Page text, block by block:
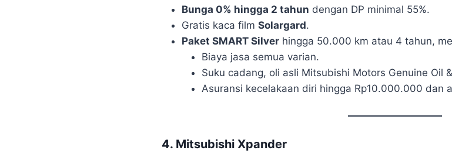
Bunga 0% hingga 2 tahun dengan DP minimal 55%.
Gratis kaca film Solargard.
Paket SMART Silver hingga 50.000 km atau 4 tahun,
Biaya jasa semua varian.
Suku cadang, oli asli Mitsubishi Motors Genuine Oil
Asuransi kecelakaan diri hingga Rp10.000.000 dan
4. Mitsubishi Xpander